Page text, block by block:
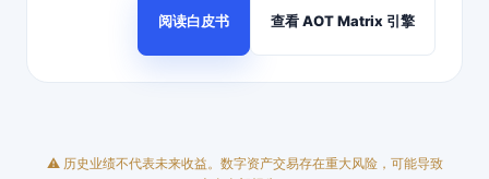
阅读白皮书 查看 AOT Matrix 引擎
⚠ 历史业绩不代表未来收益。数字资产交易存在重大风险，可能导致